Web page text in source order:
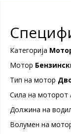
Категорија
Мотор
Тип на мотор
Сила на моторот
Должина на
Волумен на